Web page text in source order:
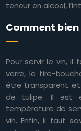
teneur en alcool,
Comment
Pour servir le vin, il
verre, le tire-
être transparent
de tulipe. Il est
température de
vin. Enfin, il faut